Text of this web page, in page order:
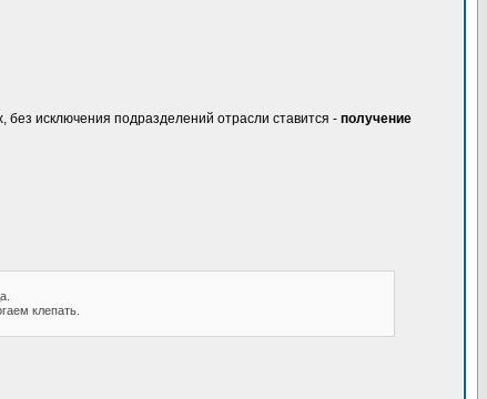
без исключения подразделений отрасли ставится - получение
клепать.